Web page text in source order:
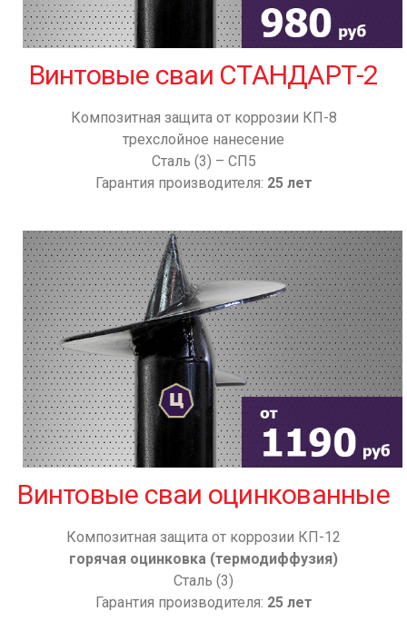
Винтовые сваи СТАНДАРТ-2
Композитная защита от коррозии КП-8
трехслойное нанесение
Сталь (3) – СП5
Гарантия производителя: 25 лет
Винтовые сваи оцинкованные
Композитная защита от коррозии КП-12
горячая оцинковка (термодиффузия)
Сталь (3)
Гарантия производителя: 25 лет